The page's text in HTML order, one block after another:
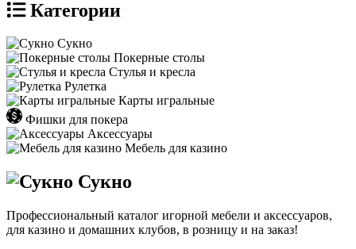
Категории
Сукно
Покерные столы
Стулья и кресла
Рулетка
Карты игральные
Фишки для покера
Аксессуары
Мебель для казино
Сукно
Профессиональный каталог игорной мебели и аксессуаров,
для казино и домашних клубов, в розницу и на заказ!